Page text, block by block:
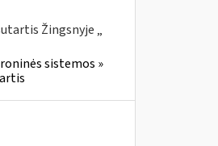
Žingsnyje „
sistemos »